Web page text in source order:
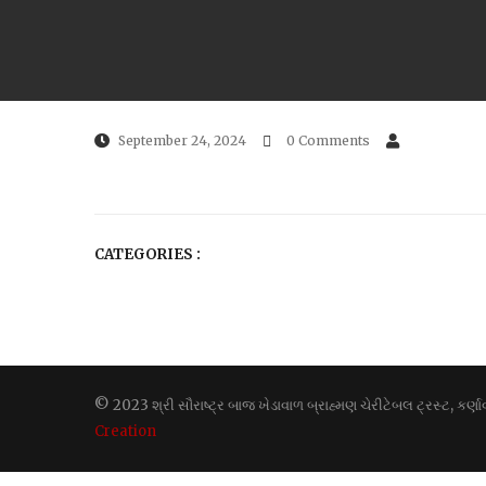
September 24, 2024 0 Comments
CATEGORIES :
© 2023 શ્રી સૌરાષ્ટ્ર બાજ ખેડાવાળ બ્રાહ્મણ ચેરીટેબલ ટ્રસ્ટ,
Creation